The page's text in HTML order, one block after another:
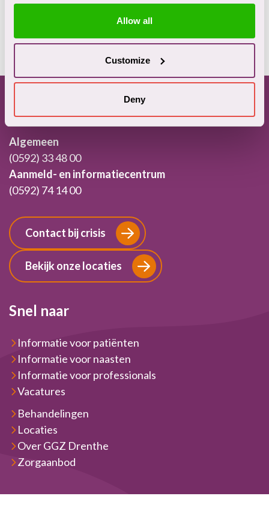
Allow all
Customize
Deny
Footer
Algemeen
(0592) 33 48 00
Aanmeld- en informatiecentrum
(0592) 74 14 00
Contact bij crisis
Bekijk onze locaties
Snel naar
Informatie voor patiënten
Informatie voor naasten
Informatie voor professionals
Vacatures
Behandelingen
Locaties
Over GGZ Drenthe
Zorgaanbod